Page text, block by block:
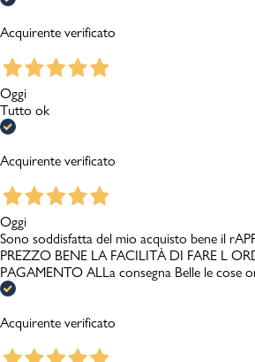
Acquirente verificato
Oggi
Tutto ok
Acquirente verificato
Oggi
Sono soddisfatta del mio acquisto bene il
PREZZO BENE LA FACILITÀ DI FARE L
PAGAMENTO ALLa consegna Belle le cose
Acquirente verificato